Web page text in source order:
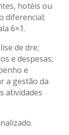
hotéis ou
diferencial;
6×1.
de dre;
e despesas;
e
a gestão da
atividades